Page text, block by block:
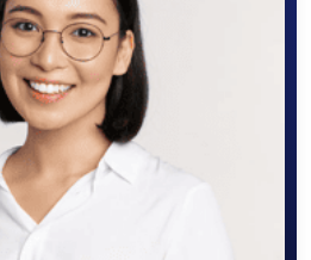
в Google Play –
выигрывайте
и размещайте
это в нашем мобильном